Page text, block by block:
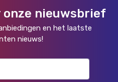
onze nieuwsbrief
en het laatste
nieuws!